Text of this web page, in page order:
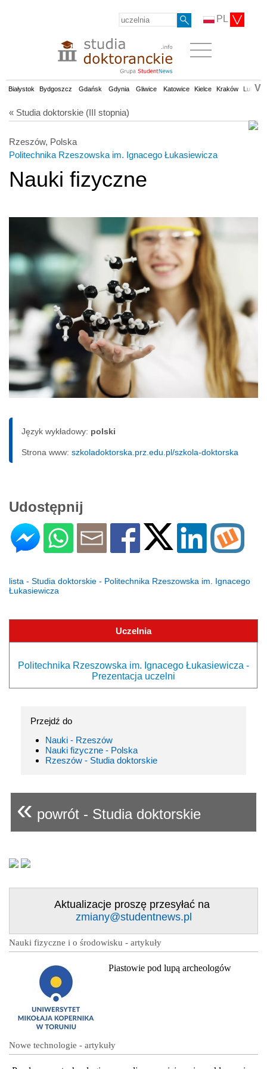
PL
Białystok Bydgoszcz Gdańsk Gdynia Gliwice Katowice Kielce Kraków Lublin
V
« Studia doktorskie (III stopnia)
Rzeszów, Polska
Politechnika Rzeszowska im. Ignacego Łukasiewicza
Nauki fizyczne
Język wykładowy: polski
Strona www: szkoladoktorska.prz.edu.pl/szkola-doktorska
Udostępnij
lista - Studia doktorskie - Politechnika Rzeszowska im. Ignacego
Łukasiewicza
Uczelnia
Politechnika Rzeszowska im. Ignacego Łukasiewicza -
Prezentacja uczelni
Przejdź do
Nauki - Rzeszów
Nauki fizyczne - Polska
Rzeszów - Studia doktorskie
« powrót - Studia doktorskie
Aktualizacje proszę przesyłać na
zmiany@studentnews.pl
Nauki fizyczne i o środowisku - artykuły
Piastowie pod lupą archeologów
Nowe technologie - artykuły